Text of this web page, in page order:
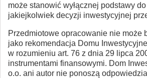
może stanowić wyłącznej podstawy
jakiejkolwiek decyzji inwestycyjnej
Przedmiotowe opracowanie nie może
jako rekomendacja Domu
w rozumieniu art. 76 z dnia 29 lipca
instrumentami finansowymi. Dom
o.o. ani autor nie ponoszą